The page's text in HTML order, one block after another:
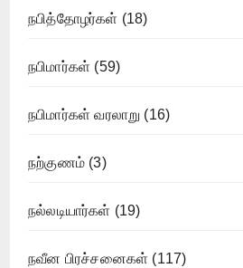
நபித்தோழர்கள் (18)
நபிமார்கள் (59)
நபிமார்கள் வரலாறு (16)
நற்குணம் (3)
நல்லடியார்கள் (19)
நவீன பிரச்சனைகள் (117)